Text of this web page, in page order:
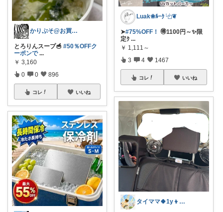
かりぷそ@お買い物の応援します
とろりんスープ🥣 #50％OFFク
ーポンで ...
￥ 3,160
0 0 896
コレ いいね
Luak❀ﾙｰｸ ⿻❦
➤#75%OFF！ 🉐1100円～✨限
定ｸ ...
￥ 1,111～
3 4 1467
コレ いいね
タイママ🍀1y👦のママ